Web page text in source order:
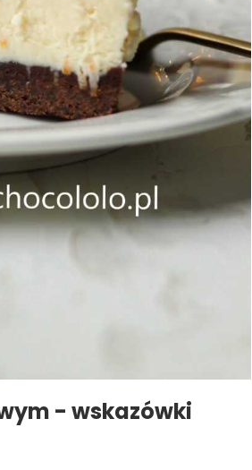
- wskazówki